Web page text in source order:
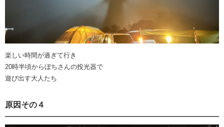
楽しい時間が過ぎて行き
20時半頃からぼちさんの投光器で
遊び出す大人たち
原因その４